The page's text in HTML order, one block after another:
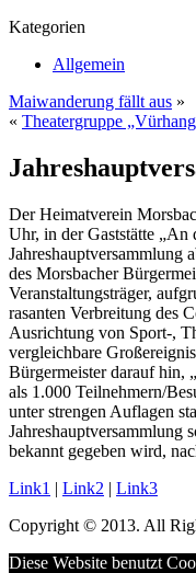
Kategorien
Allgemein
Maiwanderung fällt aus »
« Theatergruppe
Der Heimatverein
Uhr, in der Gaststätte „An
Jahreshauptversammlung
des Morsbacher
Veranstaltungsträger,
rasanten Verbreitung des
Ausrichtung von Sport-,
vergleichbare
Bürgermeister darauf hin,
als 1.000 Teilnehmern/
unter strengen Auflagen
Jahreshauptversammlung
bekannt gegeben wird,
Link1 | Link2 | Link3
Copyright © 2013. All
Diese Website benutzt